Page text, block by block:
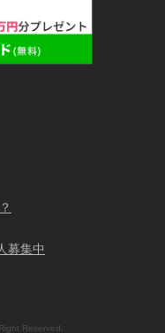
募集中
Reserved.